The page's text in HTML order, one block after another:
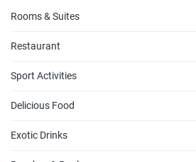
Rooms & Suites
Restaurant
Sport Activities
Delicious Food
Exotic Drinks